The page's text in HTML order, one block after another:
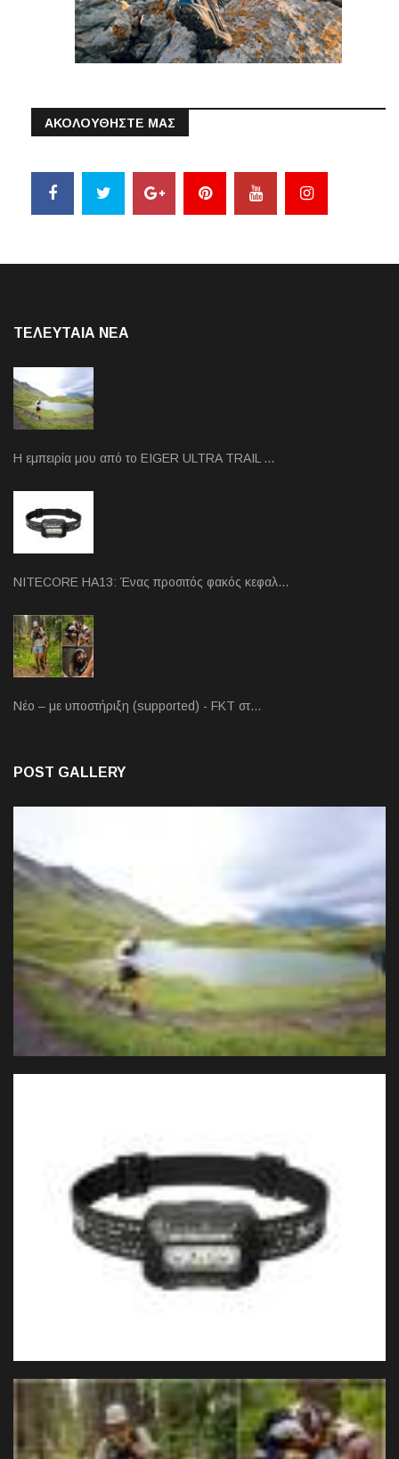
ΑΚΟΛΟΥΘΗΣΤΕ ΜΑΣ
ΤΕΛΕΥΤΑΙΑ NEA
Η εμπειρία μου από το EIGER ULTRA TRAIL …
NITECORE HA13: Ένας προσιτός φακός κεφαλ…
Νέο – με υποστήριξη (supported) - FKT στ…
POST GALLERY